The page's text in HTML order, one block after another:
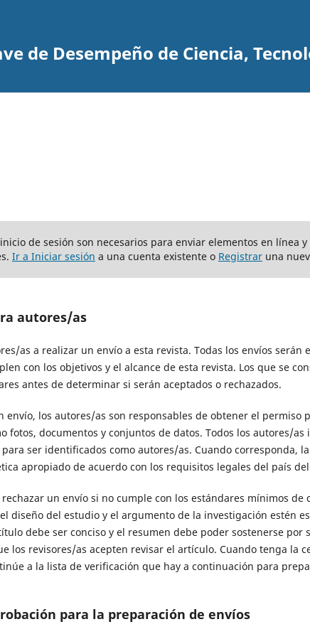
de Desempeño de Ciencia,
de sesión son necesarios para enviar elementos en línea
Ir a Iniciar sesión a una cuenta existente o Registrar una
autores/as
as a realizar un envío a esta revista. Todas los envíos
con los objetivos y el alcance de esta revista. Los que se
antes de determinar si serán aceptados o rechazados.
envío, los autores/as son responsables de obtener el permiso
fotos, documentos y conjuntos de datos. Todos los autores/
ser identificados como autores/as. Cuando corresponda,
apropiado de acuerdo con los requisitos legales del país
un envío si no cumple con los estándares mínimos de
diseño del estudio y el argumento de la investigación estén
debe ser conciso y el resumen debe poder sostenerse por
los revisores/as acepten revisar el artículo. Cuando tenga la
a la lista de verificación que hay a continuación para
para la preparación de envíos